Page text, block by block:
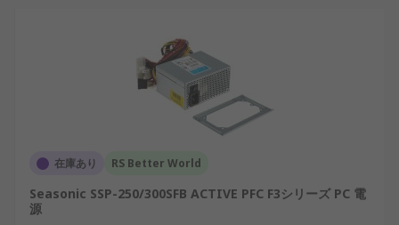
PC電源の種類
PC電源は、フォームファクタ、電力容量、用途によ
の電源で、ゲーミングPC、ワークステーショ
在庫あり RS Better World
Seasonic SSP-250/300SFB ACTIVE PFC F3シリーズ PC 電
源